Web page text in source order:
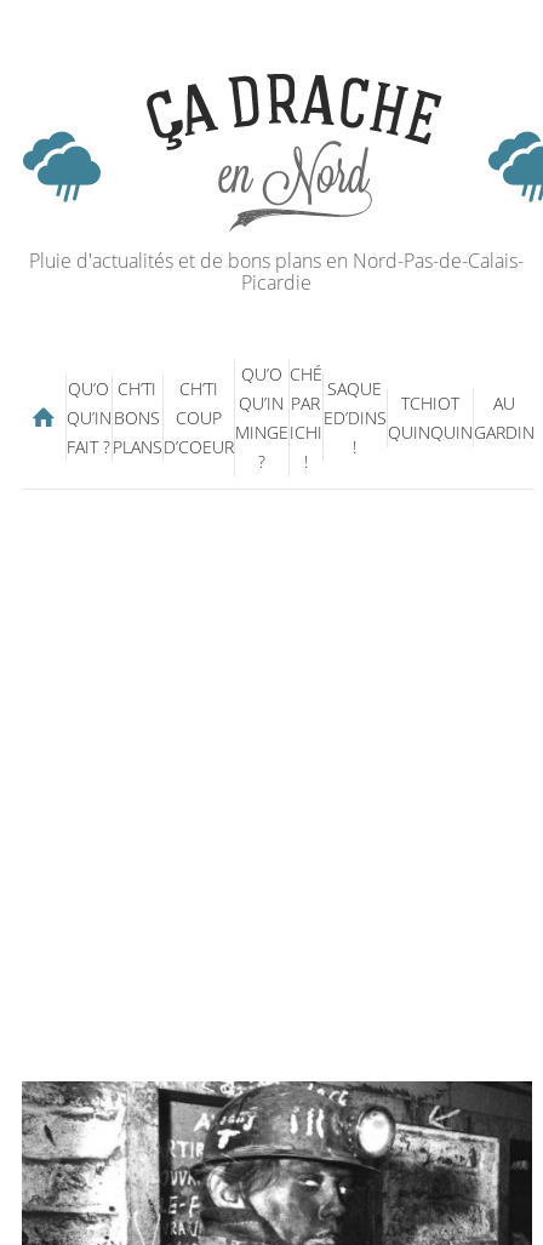
Pluie d'actualités et de bons plans en Nord-Pas-de-Calais-
Picardie
QU’O
QU’IN
FAIT ?
CH’TI
BONS
PLANS
CH’TI
COUP
D’COEUR
QU’O
QU’IN
MINGE
?
CHÉ
PAR
ICHI
!
SAQUE
ED’DINS
!
TCHIOT
QUINQUIN
AU
GARDIN